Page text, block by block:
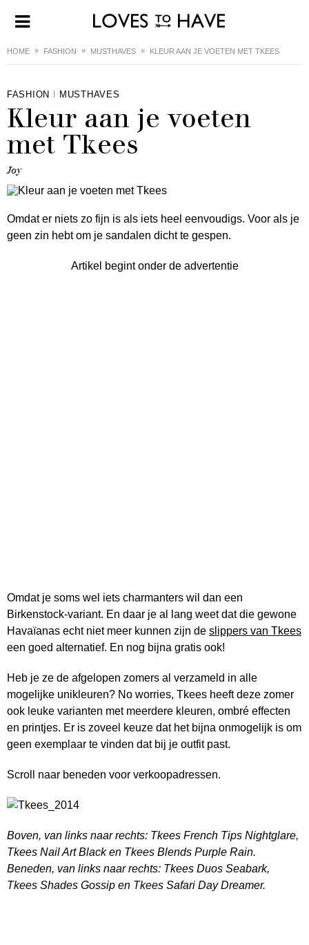
HOME FASHION MUSTHAVES KLEUR AAN JE VOETEN MET TKEES
FASHION MUSTHAVES
Kleur aan je voeten
met Tkees
Joy
Omdat er niets zo fijn is als iets heel eenvoudigs. Voor als je
geen zin hebt om je sandalen dicht te gespen.
Artikel begint onder de advertentie
Omdat je soms wel iets charmanters wil dan een
Birkenstock-variant. En daar je al lang weet dat die gewone
Havaïanas echt niet meer kunnen zijn de slippers van Tkees
een goed alternatief. En nog bijna gratis ook!
Heb je ze de afgelopen zomers al verzameld in alle
mogelijke unikleuren? No worries, Tkees heeft deze zomer
ook leuke varianten met meerdere kleuren, ombré effecten
en printjes. Er is zoveel keuze dat het bijna onmogelijk is om
geen exemplaar te vinden dat bij je outfit past.
Scroll naar beneden voor verkoopadressen.
Boven, van links naar rechts: Tkees French Tips Nightglare,
Tkees Nail Art Black en Tkees Blends Purple Rain.
Beneden, van links naar rechts: Tkees Duos Seabark,
Tkees Shades Gossip en Tkees Safari Day Dreamer.